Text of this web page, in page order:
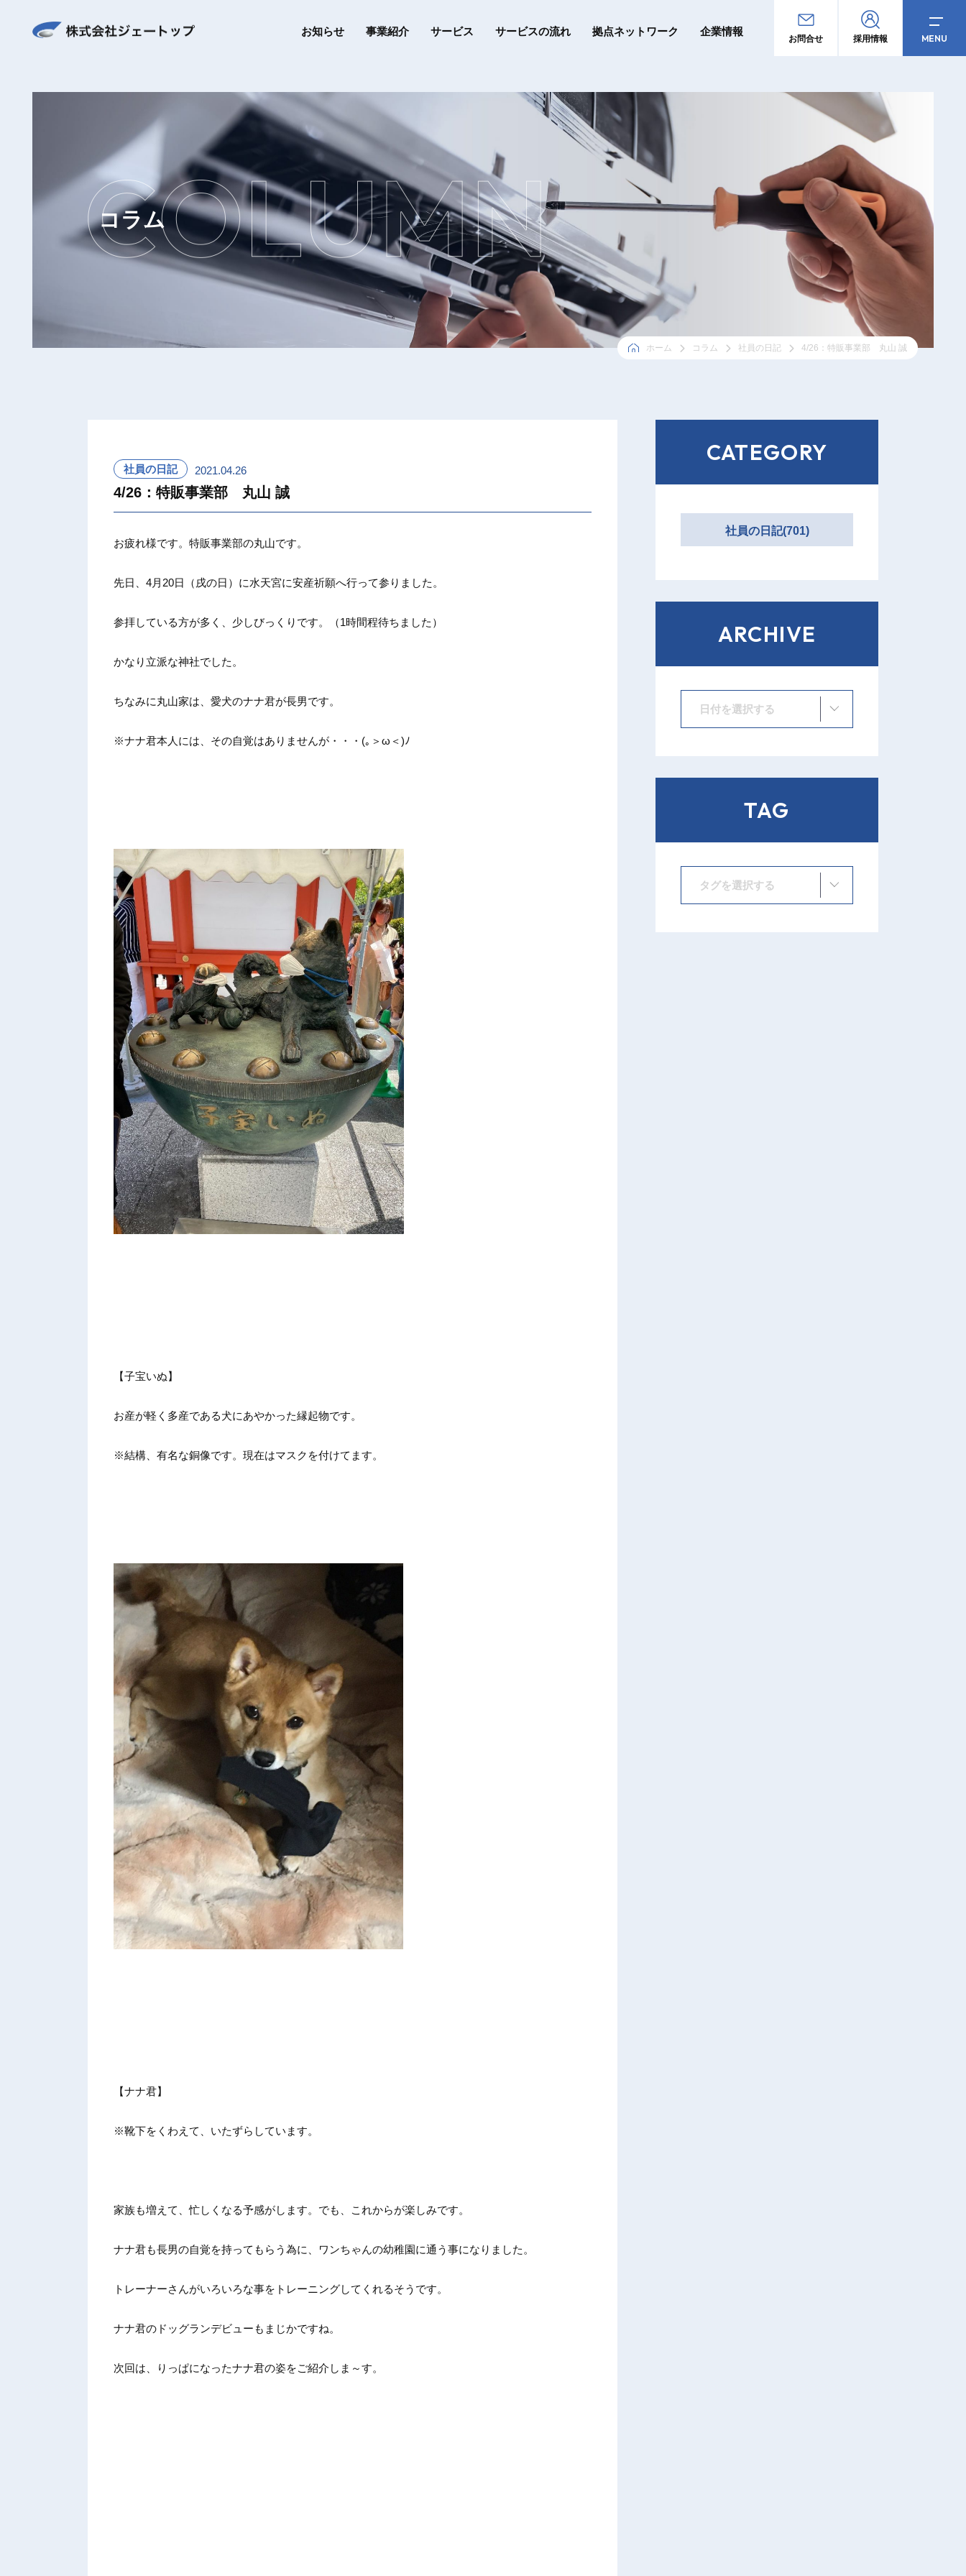
お知らせ 事業紹介 サービス サービスの流れ 拠点ネットワーク 企業情報
お問合せ 採用情報 MENU
コラム
ホーム コラム 社員の日記 4/26：特販事業部 丸山 誠
社員の日記 2021.04.26
4/26：特販事業部 丸山 誠
お疲れ様です。特販事業部の丸山です。
先日、4月20日（戌の日）に水天宮に安産祈願へ行って参りました。
参拝している方が多く、少しびっくりです。（1時間程待ちました）
かなり立派な神社でした。
ちなみに丸山家は、愛犬のナナ君が長男です。
※ナナ君本人には、その自覚はありませんが・・・(｡＞ω＜)ﾉ
【子宝いぬ】
お産が軽く多産である犬にあやかった縁起物です。
※結構、有名な銅像です。現在はマスクを付けてます。
【ナナ君】
※靴下をくわえて、いたずらしています。
家族も増えて、忙しくなる予感がします。でも、これからが楽しみです。
ナナ君も長男の自覚を持ってもらう為に、ワンちゃんの幼稚園に通う事になりました。
トレーナーさんがいろいろな事をトレーニングしてくれるそうです。
ナナ君のドッグランデビューもまじかですね。
次回は、りっぱになったナナ君の姿をご紹介しま～す。
CATEGORY
社員の日記(701)
ARCHIVE
日付を選択する
TAG
タグを選択する